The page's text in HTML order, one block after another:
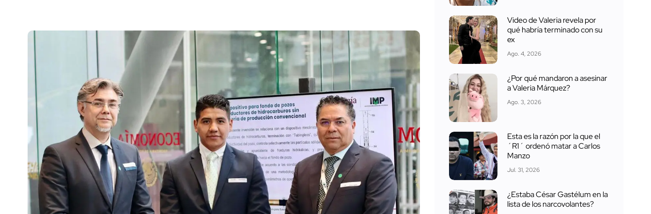
Video de Valeria revela por
qué habría terminado con su
ex
Ago. 4, 2026
¿Por qué mandaron a asesinar
a Valeria Márquez?
Ago. 3, 2026
Esta es la razón por la que el
´R1´ ordenó matar a Carlos
Manzo
Jul. 31, 2026
¿Estaba César Gastélum en la
lista de los narcovolantes?